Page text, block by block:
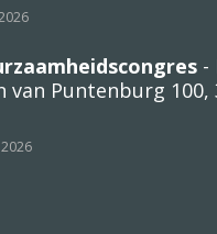
-
Puntenburg 100,